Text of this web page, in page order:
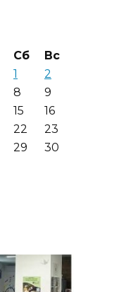
Сб
Вс
1
2
8
9
15
16
22
23
29
30